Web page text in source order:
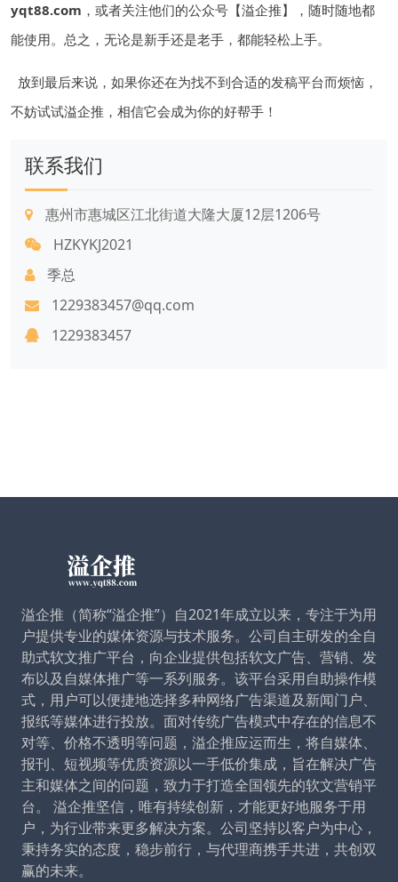
yqt88.com ，或者关注他们的公众号【溢企推】，随时随地都
能使用。总之，无论是新手还是老手，都能轻松上手。
放到最后来说，如果你还在为找不到合适的发稿平台而烦恼，
不妨试试溢企推，相信它会成为你的好帮手！
联系我们
惠州市惠城区江北街道大隆大厦12层1206号
HZKYKJ2021
季总
1229383457@qq.com
1229383457
溢企推（简称“溢企推”）自2021年成立以来，专注于为用
户提供专业的媒体资源与技术服务。公司自主研发的全自
助式软文推广平台，向企业提供包括软文广告、营销、发
布以及自媒体推广等一系列服务。该平台采用自助操作模
式，用户可以便捷地选择多种网络广告渠道及新闻门户、
报纸等媒体进行投放。面对传统广告模式中存在的信息不
对等、价格不透明等问题，溢企推应运而生，将自媒体、
报刊、短视频等优质资源以一手低价集成，旨在解决广告
主和媒体之间的问题，致力于打造全国领先的软文营销平
台。 溢企推坚信，唯有持续创新，才能更好地服务于用
户，为行业带来更多解决方案。公司坚持以客户为中心，
秉持务实的态度，稳步前行，与代理商携手共进，共创双
赢的未来。